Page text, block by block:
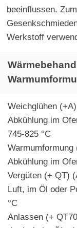
beeinflussen.
Werkstoff
Weichglühen
Abkühlung im
745-825 °C
Warmumformung
Abkühlung im
Vergüten (+ QT)
Luft, im Öl oder
°C
Anlassen (+